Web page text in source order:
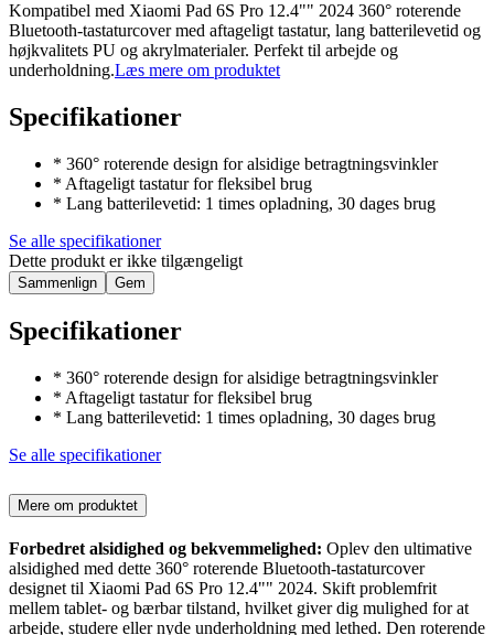
Kompatibel med Xiaomi Pad 6S Pro 12.4"" 2024 360° roterende
Bluetooth-tastaturcover med aftageligt tastatur, lang batterilevetid og
højkvalitets PU og akrylmaterialer. Perfekt til arbejde og
underholdning.Læs mere om produktet
Specifikationer
* 360° roterende design for alsidige betragtningsvinkler
* Aftageligt tastatur for fleksibel brug
* Lang batterilevetid: 1 times opladning, 30 dages brug
Se alle specifikationer
Dette produkt er ikke tilgængeligt
Sammenlign Gem
Specifikationer
* 360° roterende design for alsidige betragtningsvinkler
* Aftageligt tastatur for fleksibel brug
* Lang batterilevetid: 1 times opladning, 30 dages brug
Se alle specifikationer
Mere om produktet
Forbedret alsidighed og bekvemmelighed: Oplev den ultimative
alsidighed med dette 360° roterende Bluetooth-tastaturcover
designet til Xiaomi Pad 6S Pro 12.4"" 2024. Skift problemfrit
mellem tablet- og bærbar tilstand, hvilket giver dig mulighed for at
arbejde, studere eller nyde underholdning med lethed. Den roterende